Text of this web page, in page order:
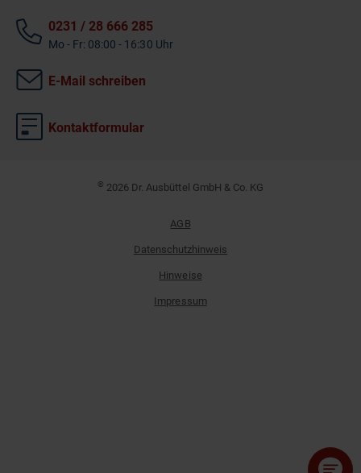
0231 / 28 666 285
Mo - Fr: 08:00 - 16:30 Uhr
E-Mail schreiben
Kontaktformular
© 2026 Dr. Ausbüttel GmbH & Co. KG
AGB
Datenschutzhinweis
Hinweise
Impressum